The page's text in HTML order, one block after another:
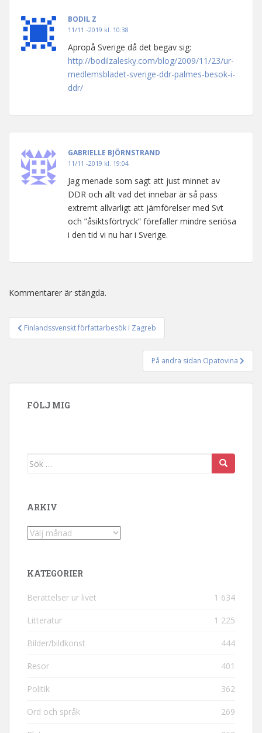
BODIL Z
11/11 -2019 kl. 10:38
Apropå Sverige då det begav sig:
http://bodilzalesky.com/blog/2009/11/23/ur-
medlemsbladet-sverige-ddr-palmes-besok-i-
ddr/
GABRIELLE BJÖRNSTRAND
11/11 -2019 kl. 19:04
Jag menade som sagt att just minnet av
DDR och allt vad det innebar är så pass
extremt allvarligt att jämförelser med Svt
och ”åsiktsförtryck” förefaller mindre seriösa
i den tid vi nu har i Sverige.
Kommentarer är stängda.
Inläggsnavigering
Finlandssvenskt författarbesök i Zagreb
På andra sidan Opatovina
FÖLJ MIG
Sök efter:
ARKIV
Arkiv
KATEGORIER
Berättelser ur livet 1 634
Litteratur 1 225
Bilder/bildkonst 444
Resor 401
Politik 362
Ord och språk 269